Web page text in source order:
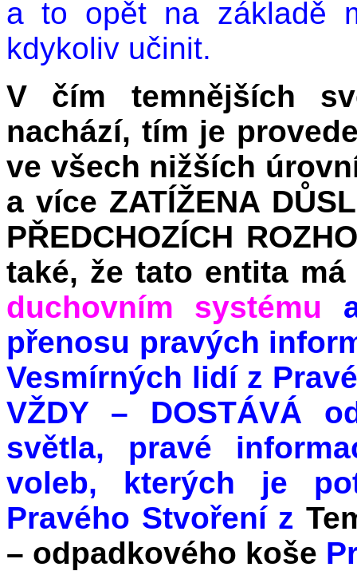
a to opět na základě
kdykoliv učinit.
V čím temnějších
nachází, tím je
ve všech nižších
a více ZATÍŽENA
PŘEDCHOZÍCH
také, že tato entita má
duchovním systému
přenosu pravých
Vesmírných lidí z
VŽDY – DOSTÁVÁ
světla, pravé
voleb, kterých je
Pravého Stvoření z
– odpadkového koše